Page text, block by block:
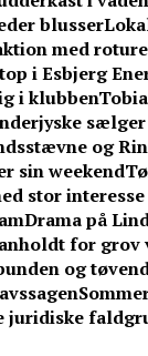
blusser
med
i Esbjerg
i klubben
og
sin weekend
stor
Drama på
for
og
juridiske